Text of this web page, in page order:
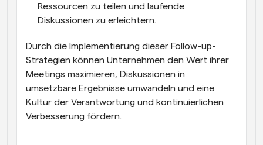
Ressourcen zu teilen und laufende
Diskussionen zu erleichtern.
Durch die Implementierung dieser Follow-up-
Strategien können Unternehmen den Wert ihrer
Meetings maximieren, Diskussionen in
umsetzbare Ergebnisse umwandeln und eine
Kultur der Verantwortung und kontinuierlichen
Verbesserung fördern.